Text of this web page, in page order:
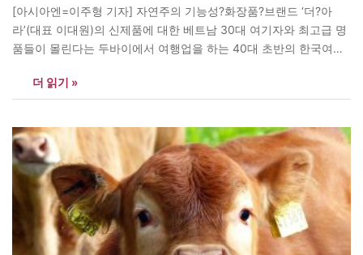
[아시아엔=이주형 기자] 자연주의 기능성?화장품?브랜드 ‘더?아
라’(대표 이대원)의 신제품에 대한 베트남 30대 여기자와 최고급 명
품들이 몰린다는 두바이에서 여행업을 하는 40대 초반의 한국여성
에서도 인정받을 수 있다”며 “제주에서 생산되는 천연재료만 사용해
서 만든 ‘더?아라’의?화장품이 뭔가 다르다는 걸 새삼 느꼈다”고 했
더 읽기 »